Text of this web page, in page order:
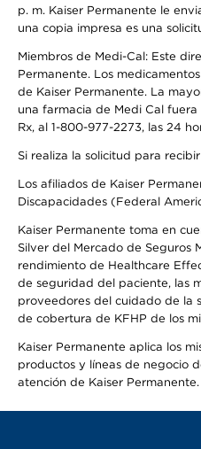
p. m. Kaiser Permanente le
una copia impresa es una
Miembros de Medi-Cal: Este
Permanente. Los
de Kaiser Permanente. La
una farmacia de Medi Cal
Rx, al 1-800-977-2273, las 24
Si realiza la solicitud para
Los afiliados de Kaiser
Discapacidades (Federal
Kaiser Permanente toma en
Silver del Mercado de Seguros
rendimiento de Healthcare
de seguridad del paciente, las
proveedores del cuidado de la
de cobertura de KFHP de los
Kaiser Permanente aplica los
productos y líneas de negocio
atención de Kaiser Permanente.